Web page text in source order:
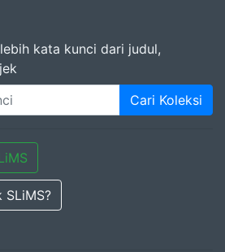
kata kunci dari judul,
Cari Koleksi
SLiMS?